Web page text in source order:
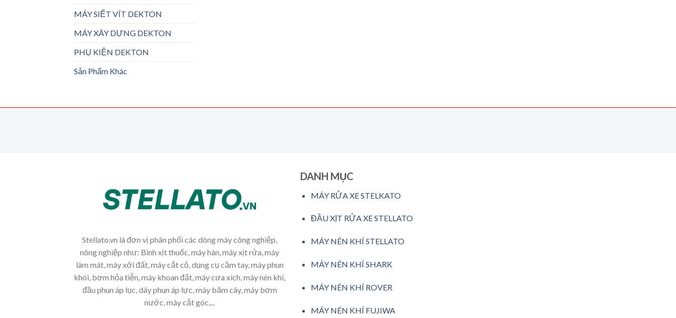
MÁY SIẾT VÍT DEKTON
MÁY XÂY DỰNG DEKTON
PHỤ KIỆN DEKTON
Sản Phẩm Khác
Stellato.vn là đơn vị phân phối các dòng máy công nghiệp,
nông nghiệp như: Bình xịt thuốc, máy hàn, máy xịt rửa, máy
làm mát, máy xới đất, máy cắt cỏ, dụng cụ cầm tay, máy phun
khói, bơm hỏa tiễn, máy khoan đất, máy cưa xích, máy nén khí,
đầu phun áp lục, dây phun áp lực, máy băm cây, máy bơm
nước, máy cắt góc,...
DANH MỤC
MÁY RỬA XE STELKATO
ĐẦU XỊT RỬA XE STELLATO
MÁY NÉN KHÍ STELLATO
MÁY NÉN KHÍ SHARK
MÁY NÉN KHÍ ROVER
MÁY NÉN KHÍ FUJIWA